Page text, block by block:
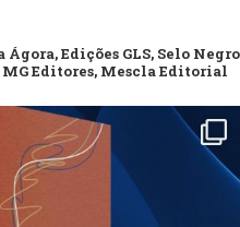
Edições GLS, Selo Negro
Editores, Mescla Editorial